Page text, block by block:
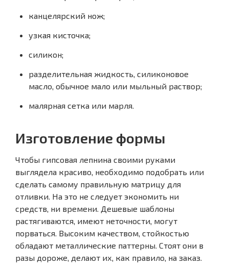
канцелярский нож;
узкая кисточка;
силикон;
разделительная жидкость, силиконовое
масло, обычное мало или мыльный раствор;
малярная сетка или марля.
Изготовление формы
Чтобы гипсовая лепнина своими руками
выглядела красиво, необходимо подобрать или
сделать самому правильную матрицу для
отливки. На это не следует экономить ни
средств, ни времени. Дешевые шаблоны
растягиваются, имеют неточности, могут
порваться. Высоким качеством, стойкостью
обладают металлические паттерны. Стоят они в
разы дороже, делают их, как правило, на заказ.